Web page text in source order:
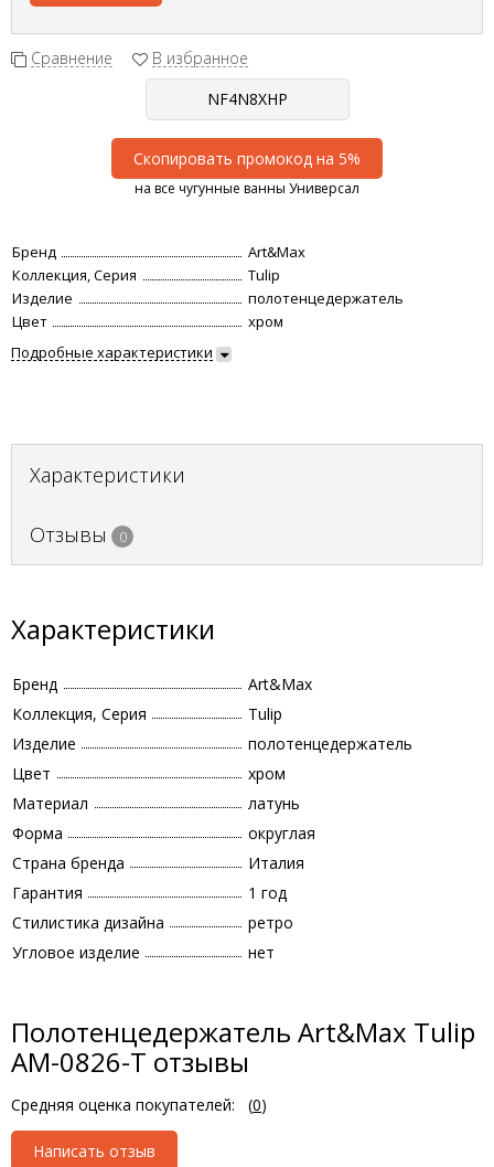
Сравнение В избранное
Скопировать промокод на 5%
на все чугунные ванны Универсал
Бренд
Art&Max
Коллекция, Серия
Tulip
Изделие
полотенцедержатель
Цвет
хром
Подробные характеристики
Характеристики
Отзывы 0
Характеристики
Бренд
Art&Max
Коллекция, Серия
Tulip
Изделие
полотенцедержатель
Цвет
хром
Материал
латунь
Форма
округлая
Страна бренда
Италия
Гарантия
1 год
Стилистика дизайна
ретро
Угловое изделие
нет
Полотенцедержатель Art&Max Tulip
AM-0826-T отзывы
Средняя оценка покупателей: (0)
Написать отзыв